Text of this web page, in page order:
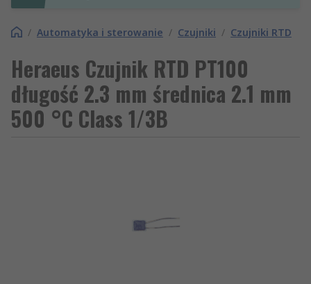
/ Automatyka i sterowanie / Czujniki / Czujniki RTD
Heraeus Czujnik RTD PT100
długość 2.3 mm średnica 2.1 mm
500 °C Class 1/3B